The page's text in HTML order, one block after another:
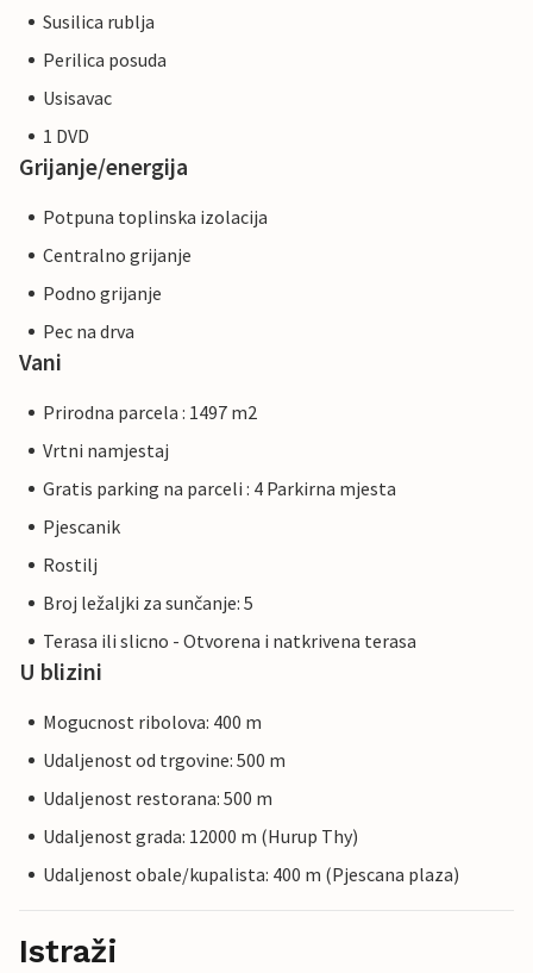
Susilica rublja
Perilica posuda
Usisavac
1 DVD
Grijanje/energija
Potpuna toplinska izolacija
Centralno grijanje
Podno grijanje
Pec na drva
Vani
Prirodna parcela : 1497 m2
Vrtni namjestaj
Gratis parking na parceli : 4 Parkirna mjesta
Pjescanik
Rostilj
Broj ležaljki za sunčanje: 5
Terasa ili slicno - Otvorena i natkrivena terasa
U blizini
Mogucnost ribolova: 400 m
Udaljenost od trgovine: 500 m
Udaljenost restorana: 500 m
Udaljenost grada: 12000 m (Hurup Thy)
Udaljenost obale/kupalista: 400 m (Pjescana plaza)
Istraži